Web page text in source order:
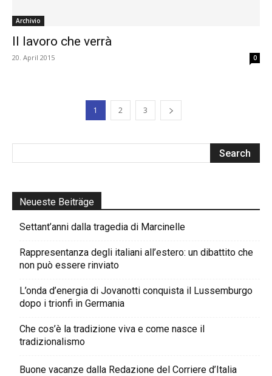
Archivio
Il lavoro che verrà
20. April 2015 0
1 2 3
Neueste Beiträge
Settant’anni dalla tragedia di Marcinelle
Rappresentanza degli italiani all’estero: un dibattito che
non può essere rinviato
L’onda d’energia di Jovanotti conquista il Lussemburgo
dopo i trionfi in Germania
Che cos’è la tradizione viva e come nasce il
tradizionalismo
Buone vacanze dalla Redazione del Corriere d’Italia